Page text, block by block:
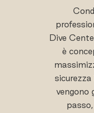
Dive
è
vengono